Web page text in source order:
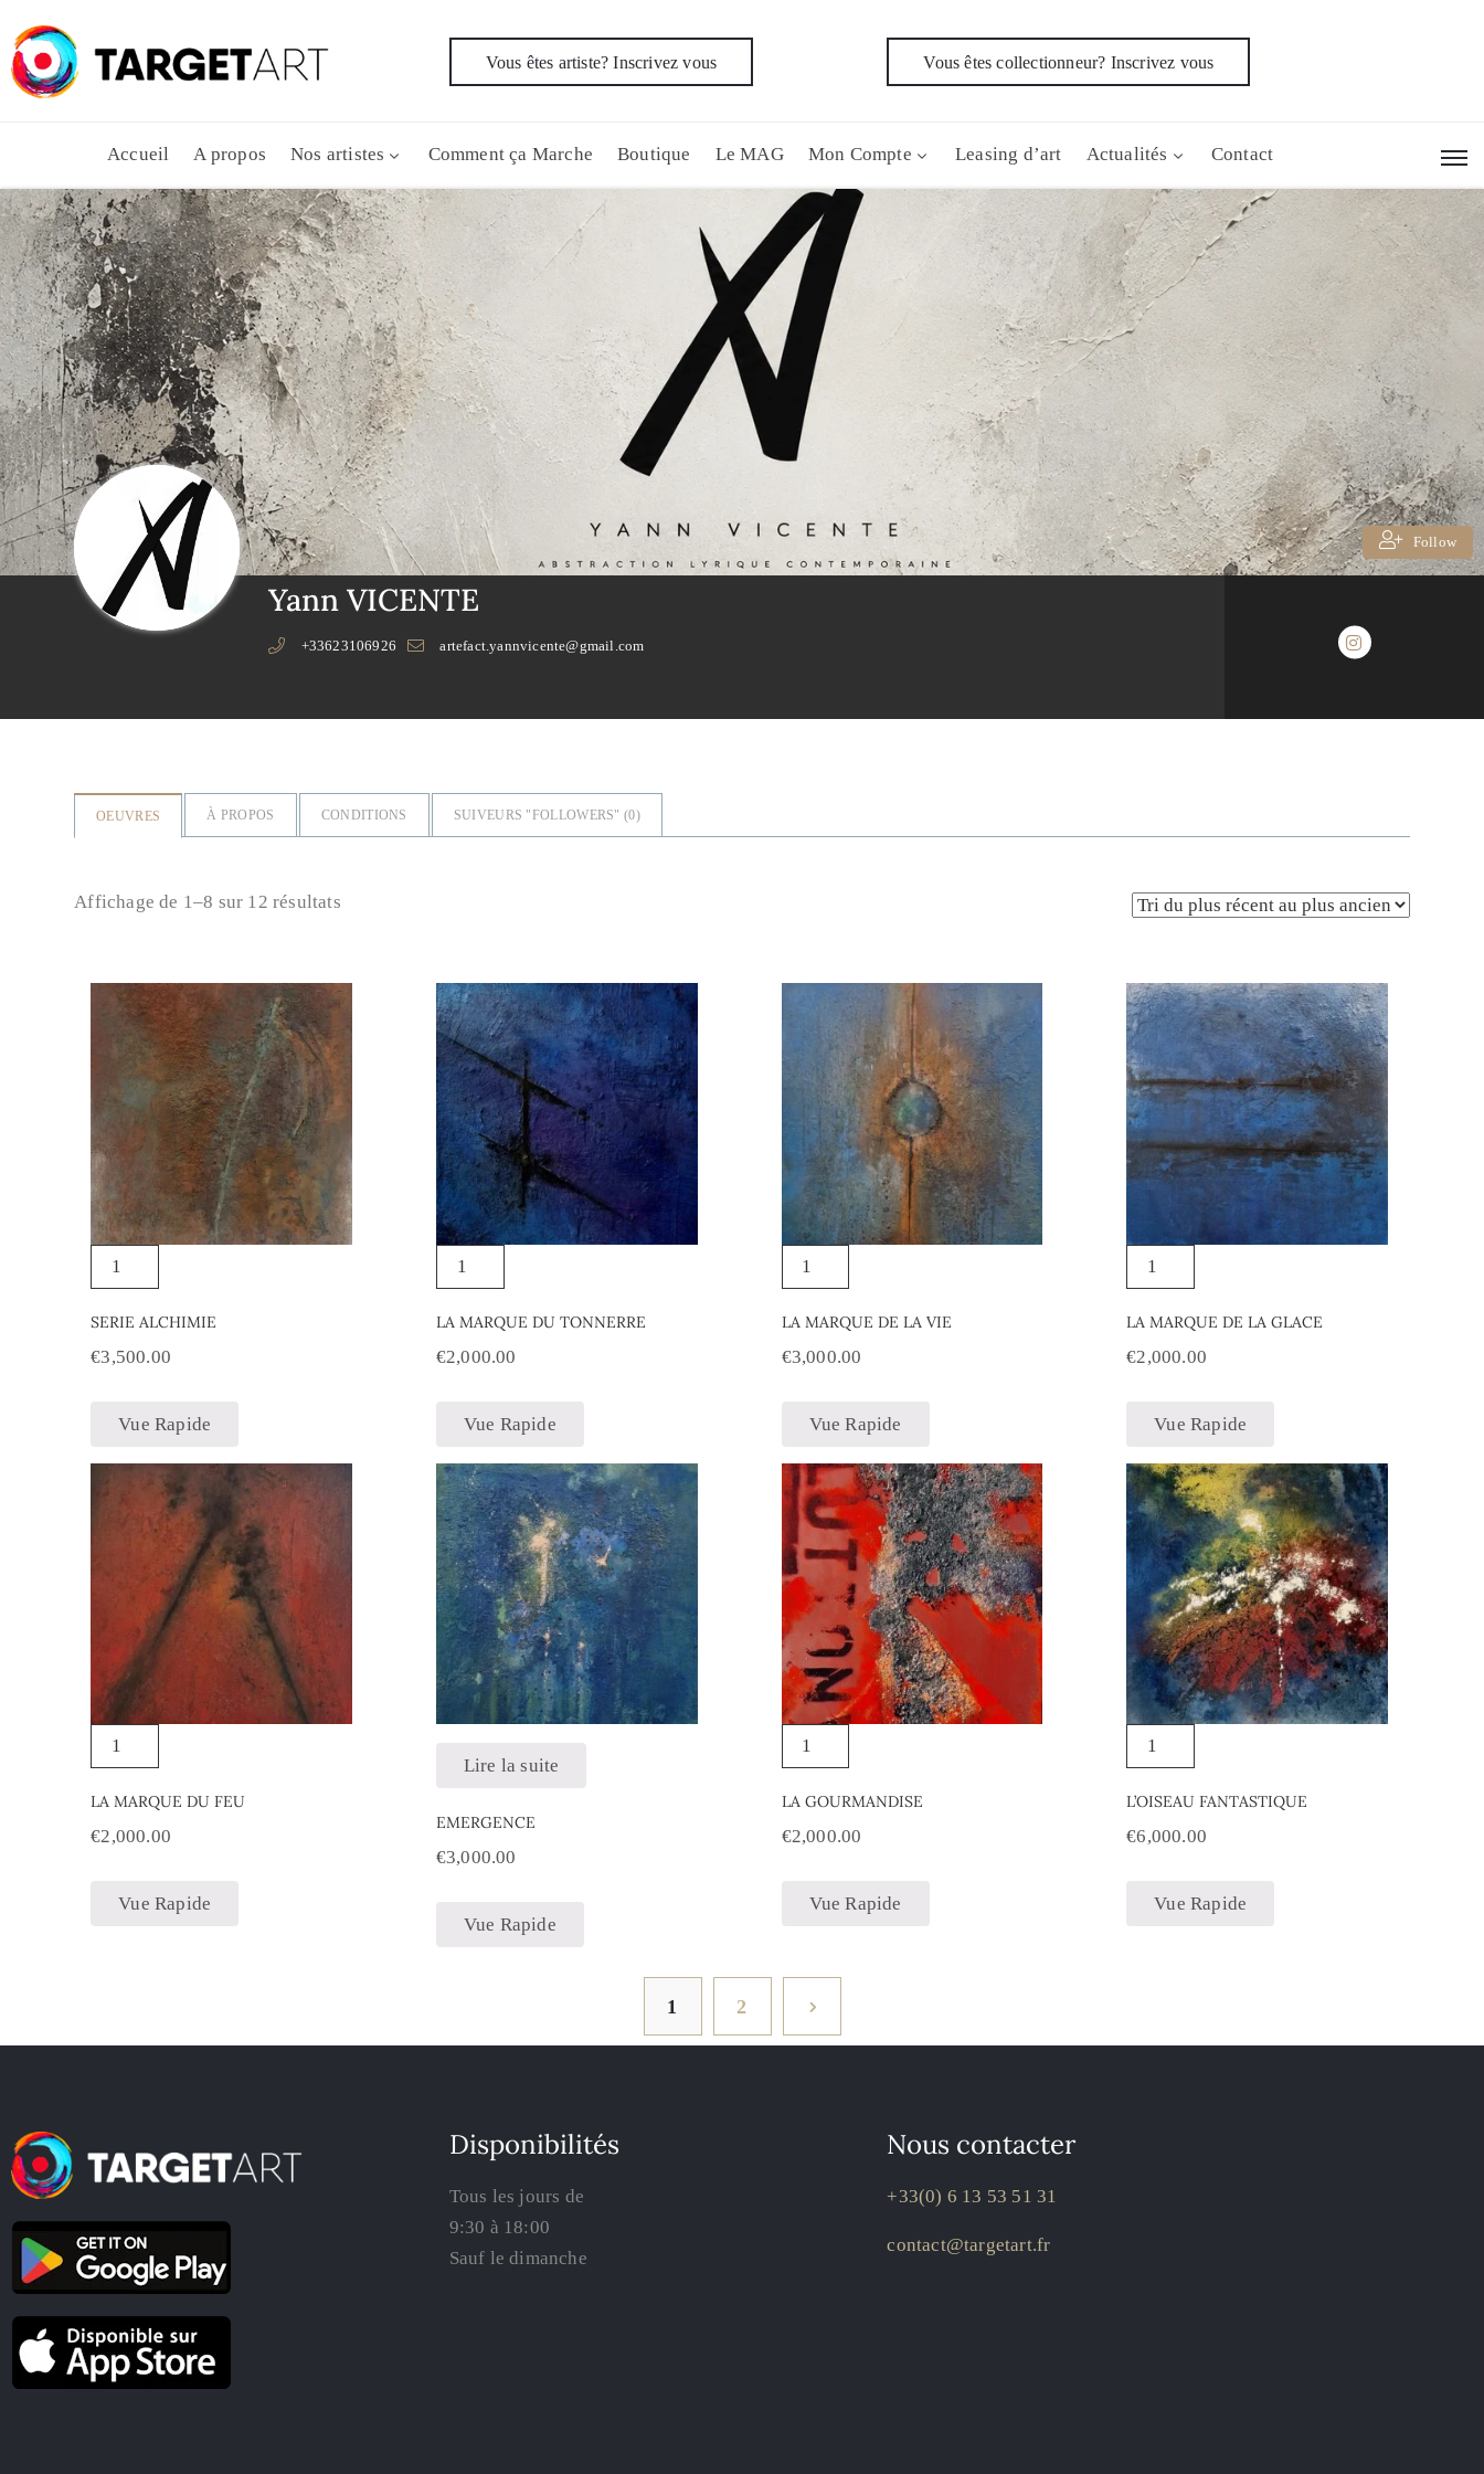
Vous êtes artiste? Inscrivez vous Vous êtes collectionneur? Inscrivez vous
Accueil A propos Nos artistes Comment ça Marche Boutique Le MAG Mon Compte Leasing d’art Actualités Contact
Yann VICENTE
+33623106926 artefact.yannvicente@gmail.com
Follow
OEUVRES À PROPOS CONDITIONS SUIVEURS "FOLLOWERS" (0)
Affichage de 1–8 sur 12 résultats
SERIE ALCHIMIE
€3,500.00
Vue Rapide
LA MARQUE DU TONNERRE
€2,000.00
Vue Rapide
LA MARQUE DE LA VIE
€3,000.00
Vue Rapide
LA MARQUE DE LA GLACE
€2,000.00
Vue Rapide
LA MARQUE DU FEU
€2,000.00
Vue Rapide
Lire la suite
EMERGENCE
€3,000.00
Vue Rapide
LA GOURMANDISE
€2,000.00
Vue Rapide
L’OISEAU FANTASTIQUE
€6,000.00
Vue Rapide
1 2
Disponibilités
Tous les jours de
9:30 à 18:00
Sauf le dimanche
Nous contacter
+33(0) 6 13 53 51 31
contact@targetart.fr